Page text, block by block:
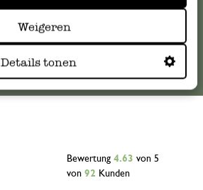
Weigeren
Details tonen
Bewertung 4.63 von 5
von 92 Kunden